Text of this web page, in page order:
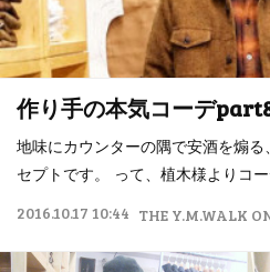
作り手の本気コーデ
地味にカウンターの隅で安酒を煽
セプトです。 って、植木様よりコ
2016.10.17 10:44 THE Y.M.WALK